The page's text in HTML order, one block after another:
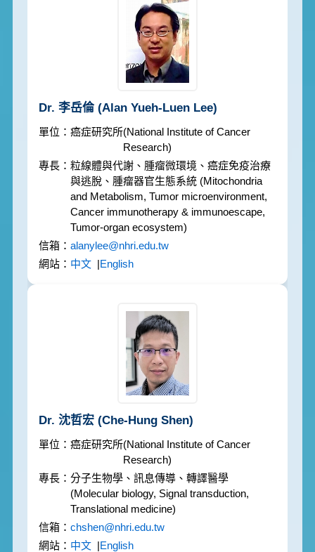
Dr. 李岳倫 (Alan Yueh-Luen Lee)
癌症研究所(National Institute of Cancer
Research)
粒線體與代謝、腫瘤微環境、癌症免疫治療
與逃脫、腫瘤器官生態系統 (Mitochondria
and Metabolism, Tumor microenvironment,
Cancer immunotherapy & immunoescape,
Tumor-organ ecosystem)
alanylee@nhri.edu.tw
中文 |English
Dr. 沈哲宏 (Che-Hung Shen)
癌症研究所(National Institute of Cancer
Research)
分子生物學、訊息傳導、轉譯醫學
(Molecular biology, Signal transduction,
Translational medicine)
chshen@nhri.edu.tw
中文 |English